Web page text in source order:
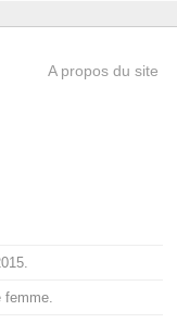
A propos du site
femme.